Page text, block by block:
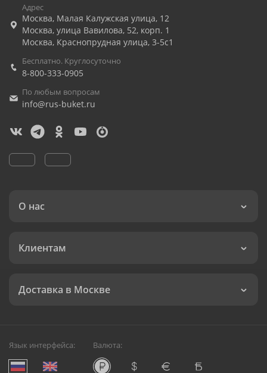
Адрес
Москва, Малая Калужская улица, 12
Москва, улица Вавилова, 52, корп. 1
Москва, Краснопрудная улица, 3-5с1
Бесплатно. Круглосуточно
8-800-333-0905
По любым вопросам
info@rus-buket.ru
О нас
Клиентам
Доставка в Москве
Язык интерфейса: Валюта: